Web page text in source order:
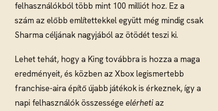
felhasználókból több mint 100 milliót hoz. Ez a
szám az előbb említettekkel együtt még mindig csak
Sharma céljának nagyjából az ötödét teszi ki.
Lehet tehát, hogy a King továbbra is hozza a maga
eredményeit, és közben az Xbox legismertebb
franchise-aira építő újabb játékok is érkeznek, így a
napi felhasználók összessége elérhetiaz